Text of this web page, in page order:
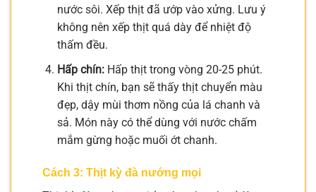
nước sôi. Xếp thịt đã ướp vào xửng. Lưu ý
không nên xếp thịt quá dày để nhiệt độ
thấm đều.
Hấp chín:Hấp thịt trong vòng 20-25 phút.
Khi thịt chín, bạn sẽ thấy thịt chuyển màu
đẹp, dậy mùi thơm nồng của lá chanh và
sả. Món này có thể dùng với nước chấm
mắm gừng hoặc muối ớt chanh.
Cách 3: Thịt kỳ đà nướng mọi